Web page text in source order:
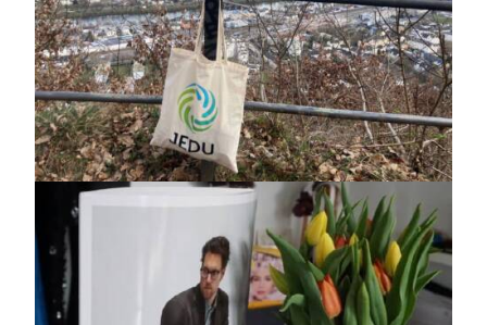
https://jedu.fi/wp-
content/uploads/2026/02/Trier-
8.jpg